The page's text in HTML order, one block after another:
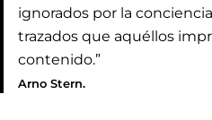
ignorados por la
trazados que aquéllos
contenido.”
Arno Stern.